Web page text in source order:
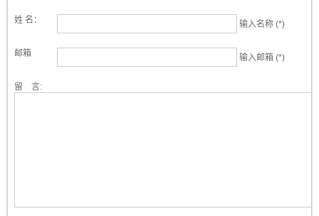
姓 名： 输入名称 (*)
邮箱 输入邮箱 (*)
留 言: